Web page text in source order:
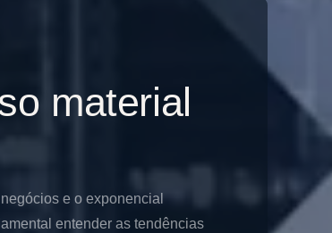
material
e o exponencial
entender as tendências